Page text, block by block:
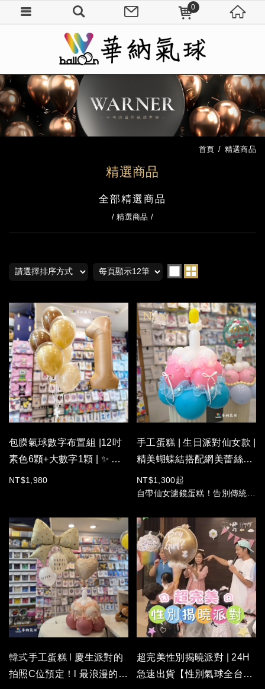
精選商品
首頁 精選商品
全部精選商品
精選商品
包膜氣球數字布置組 |12吋
素色6顆+大數字1顆 | ✨ 日
本持久包膜氣球可以飄5天!
NT$1,980
手工蛋糕 | 生日派對仙女款 |
精美蝴蝶結搭配網美蕾絲，
自帶精緻仙女濾鏡。
NT$1,300起
自帶仙女濾鏡蛋糕！告別傳統，
糕！精美蝴蝶結搭配網美蕾絲，
自帶精緻仙女濾鏡。
讓吹熄蠟燭的瞬間，定格在最美
的微光裡!
這一次，不只慶生，更要送給
ta 一份溫柔優雅的「氣球生日
蛋糕」浪漫驚喜。
✨ 適合場合：畢業祝賀、探班
驚喜、朋友入厝、節日送禮
韓式手工蛋糕 l 慶生派對的
拍照C位預定！l 最浪漫的韓
超完美性別揭曉派對 | 24H
急速出貨【性別氣球全台宅
0